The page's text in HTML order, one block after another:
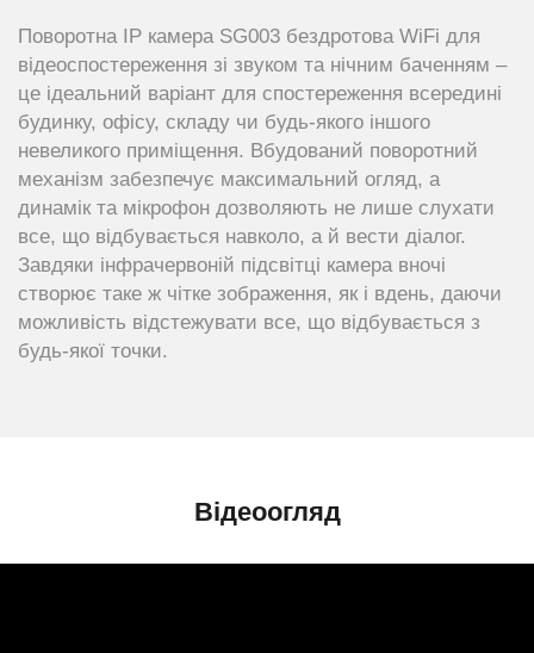
Поворотна IP камера SG003 бездротова WiFi для
відеоспостереження зі звуком та нічним баченням –
це ідеальний варіант для спостереження всередині
будинку, офісу, складу чи будь-якого іншого
невеликого приміщення. Вбудований поворотний
механізм забезпечує максимальний огляд, а
динамік та мікрофон дозволяють не лише слухати
все, що відбувається навколо, а й вести діалог.
Завдяки інфрачервоній підсвітці камера вночі
створює таке ж чітке зображення, як і вдень, даючи
можливість відстежувати все, що відбувається з
будь-якої точки.
Відеоогляд